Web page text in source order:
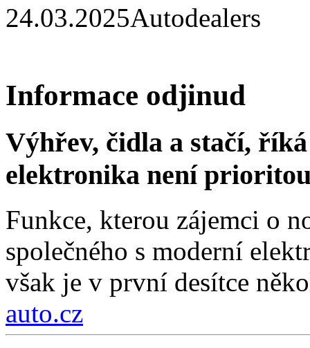
24.03.2025Autodealers
Informace odjinud
Výhřev, čidla a stačí,
elektronika není
Funkce, kterou zájemci o
společného s moderní
však je v první desítce
auto.cz